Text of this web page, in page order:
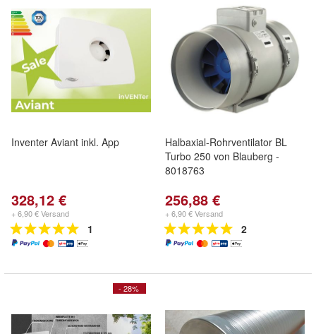
Inventer Aviant inkl. App
328,12 €
+ 6,90 € Versand
1
Halbaxial-Rohrventilator BL
Turbo 250 von Blauberg -
8018763
256,88 €
+ 6,90 € Versand
2
- 28%